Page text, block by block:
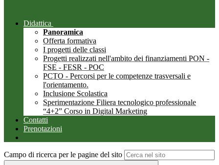
Didattica
Panoramica
Offerta formativa
I progetti delle classi
Progetti realizzati nell'ambito dei finanziamenti PON -
FSE - FESR - POC
PCTO - Percorsi per le competenze trasversali e
l'orientamento.
Inclusione Scolastica
Sperimentazione Filiera tecnologico professionale
“4+2” Corso in Digital Marketing
Contatti
Prenotazioni
Campo di ricerca per le pagine del sito